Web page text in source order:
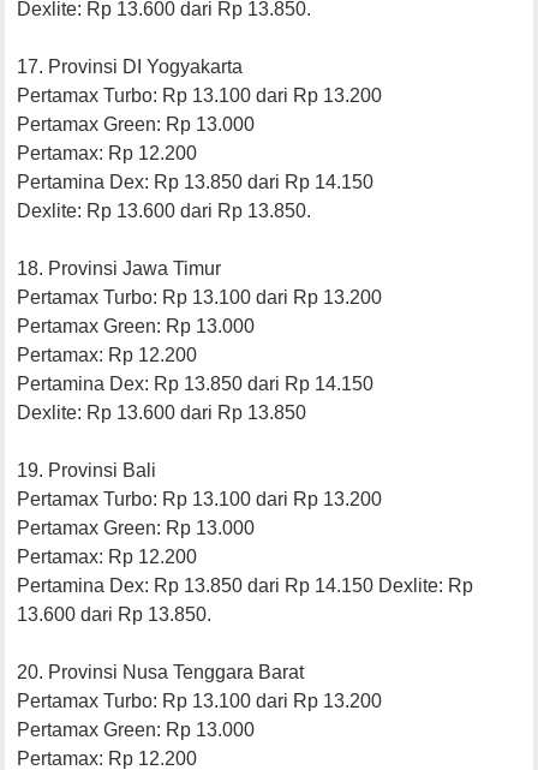
Dexlite: Rp 13.600 dari Rp 13.850.
17. Provinsi DI Yogyakarta
Pertamax Turbo: Rp 13.100 dari Rp 13.200
Pertamax Green: Rp 13.000
Pertamax: Rp 12.200
Pertamina Dex: Rp 13.850 dari Rp 14.150
Dexlite: Rp 13.600 dari Rp 13.850.
18. Provinsi Jawa Timur
Pertamax Turbo: Rp 13.100 dari Rp 13.200
Pertamax Green: Rp 13.000
Pertamax: Rp 12.200
Pertamina Dex: Rp 13.850 dari Rp 14.150
Dexlite: Rp 13.600 dari Rp 13.850
19. Provinsi Bali
Pertamax Turbo: Rp 13.100 dari Rp 13.200
Pertamax Green: Rp 13.000
Pertamax: Rp 12.200
Pertamina Dex: Rp 13.850 dari Rp 14.150 Dexlite: Rp
13.600 dari Rp 13.850.
20. Provinsi Nusa Tenggara Barat
Pertamax Turbo: Rp 13.100 dari Rp 13.200
Pertamax Green: Rp 13.000
Pertamax: Rp 12.200